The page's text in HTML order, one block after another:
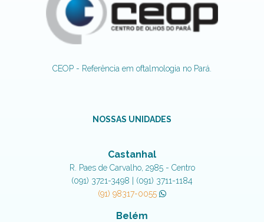
CEOP - Referência em oftalmologia no Pará.
NOSSAS UNIDADES
Castanhal
R. Paes de Carvalho, 2985 - Centro
(091) 3721-3498 | (091) 3711-1184
(91) 98317-0055
Belém